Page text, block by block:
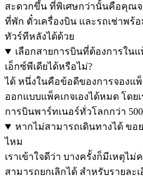
สะดวกขึ้น ที่พิเศษกว่านั้นคือคุณจ
ที่พัก ตั๋วเครื่องบิน และรถเช่าพร้
ทัวร์ทีหลังได้ด้วย
เลือกสายการบินที่ต้องการใน
เอ็กซ์พีเดียได้หรือไม่?
ได้ หนึ่งในคือข้อดีของการจองแ
ออกแบบแพ็คเกจเองได้หมด โดย
การบินพาร์ทเนอร์ทั่วโลกกว่า
หากไม่สามารถเดินทางได้ ขอ
ไหม
เราเข้าใจดีว่า บางครั้งก็มีเหตุไ
สามารถยกเลิกได้ สำหรับรายละ